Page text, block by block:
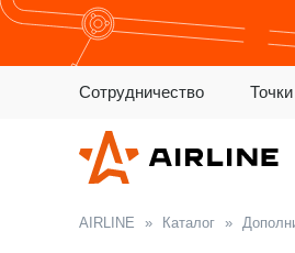
Сотрудничество
AIRLINE » Каталог »